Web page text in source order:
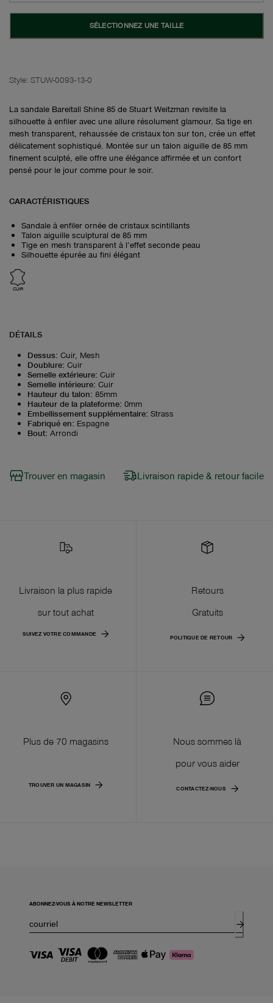
SÉLECTIONNEZ UNE TAILLE
Style: STUW-0093-13-0
La sandale Bareitall Shine 85 de Stuart Weitzman revisite la
silhouette à enfiler avec une allure résolument glamour. Sa tige en
mesh transparent, rehaussée de cristaux ton sur ton, crée un effet
délicatement sophistiqué. Montée sur un talon aiguille de 85 mm
finement sculpté, elle offre une élégance affirmée et un confort
pensé pour le jour comme pour le soir.
CARACTÉRISTIQUES
Sandale à enfiler ornée de cristaux scintillants
Talon aiguille sculptural de 85 mm
Tige en mesh transparent à l’effet seconde peau
Silhouette épurée au fini élégant
CUIR
DÉTAILS
Dessus: Cuir, Mesh
Doublure: Cuir
Semelle extérieure: Cuir
Semelle intérieure: Cuir
Hauteur du talon: 85mm
Hauteur de la plateforme: 0mm
Embellissement supplémentaire: Strass
Fabriqué en: Espagne
Bout: Arrondi
Trouver en magasin Livraison rapide & retour facile
Livraison la plus rapide
sur tout achat
SUIVEZ VOTRE COMMANDE
Retours
Gratuits
POLITIQUE DE RETOUR
Plus de 70 magasins
TROUVER UN MAGASIN
Nous sommes là
pour vous aider
CONTACTEZ-NOUS
ABONNEZ-VOUS À NOTRE NEWSLETTER